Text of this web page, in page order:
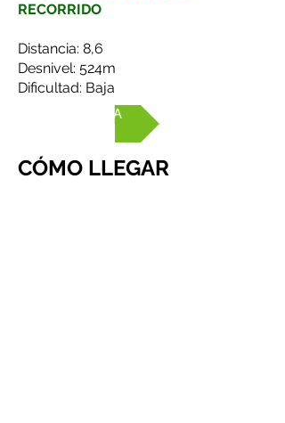
RECORRIDO
Distancia: 8,6
Desnivel: 524m
Dificultad: Baja
VER RUTA
CÓMO LLEGAR